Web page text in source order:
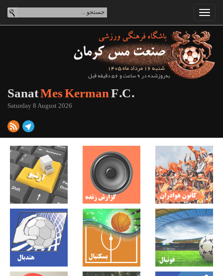
شنبه 16 مرداد ماه 1405
به‌روزشده در 9 ساعت و 56 دقیقه قبل
SanatMes KermanF.C.
Saturday 8 August 2026